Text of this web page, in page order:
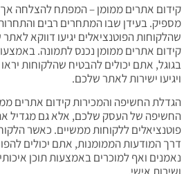
קידום אתרים ממומן – המפתח להצלחה אך
מספיק. בעידן שבו המתחרים רבים
שהלקוחות הפוטנציאלים יגיעו דווקא
קידום אתרים ממומן נכנס לתמונה.
בגוגל, אתם יכולים להבטיח שהלקוחות
ויגיעו ישירות לאתר שלכם.
הגדלת החשיפה והמכירות קידום אתרים
החשיפה של העסק שלכם, אלא גם מגדיל את
פוטנציאלים ללקוחות ממשיים. כאשר
דרך המודעות הממומנות, אתם יכולים
נאמנים ואף למוכרים באמצעות תוכן